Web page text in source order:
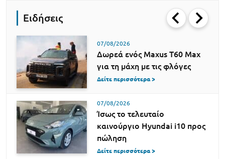
Ειδήσεις
07/08/2026
Δωρεά ενός Maxus T60 Max
για τη μάχη με τις φλόγες
Δείτε περισσότερα >
07/08/2026
Ίσως το τελευταίο
καινούργιο Hyundai i10 προς
πώληση
Δείτε περισσότερα >